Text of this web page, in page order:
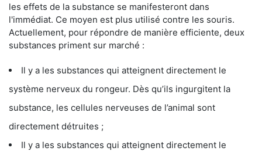
les effets de la substance se manifesteront dans
l'immédiat. Ce moyen est plus utilisé contre les souris.
Actuellement, pour répondre de manière efficiente, deux
substances priment sur marché :
Il y a les substances qui atteignent directement le
système nerveux du rongeur. Dès qu’ils ingurgitent la
substance, les cellules nerveuses de l’animal sont
directement détruites ;
Il y a les substances qui atteignent directement le